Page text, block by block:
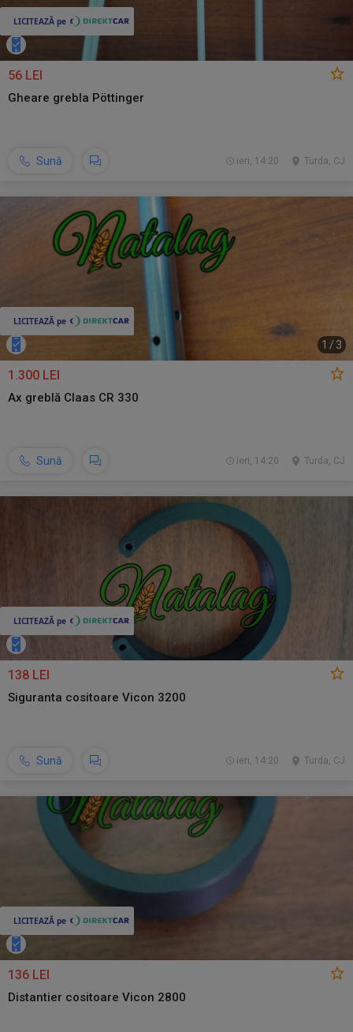
56 LEI
Gheare grebla Pöttinger
Sună Turda, CJ
ieri, 14:20
1 / 3
1.300 LEI
Ax greblă Claas CR 330
Sună Turda, CJ
ieri, 14:20
138 LEI
Siguranta cositoare Vicon 3200
Sună Turda, CJ
ieri, 14:20
136 LEI
Distantier cositoare Vicon 2800